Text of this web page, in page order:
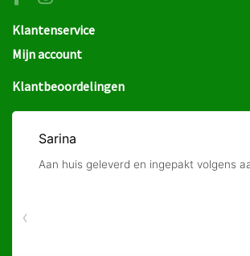
Klantenservice
Mijn account
Klantbeoordelingen